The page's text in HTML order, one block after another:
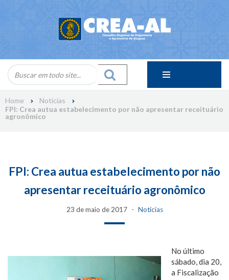
Home
Notícias
FPI: Crea autua estabelecimento por não apresentar receituário
agronômico
FPI: Crea autua estabelecimento por não
apresentar receituário agronômico
23 de maio de 2017 Notícias
No último
sábado, dia 20,
a Fiscalização